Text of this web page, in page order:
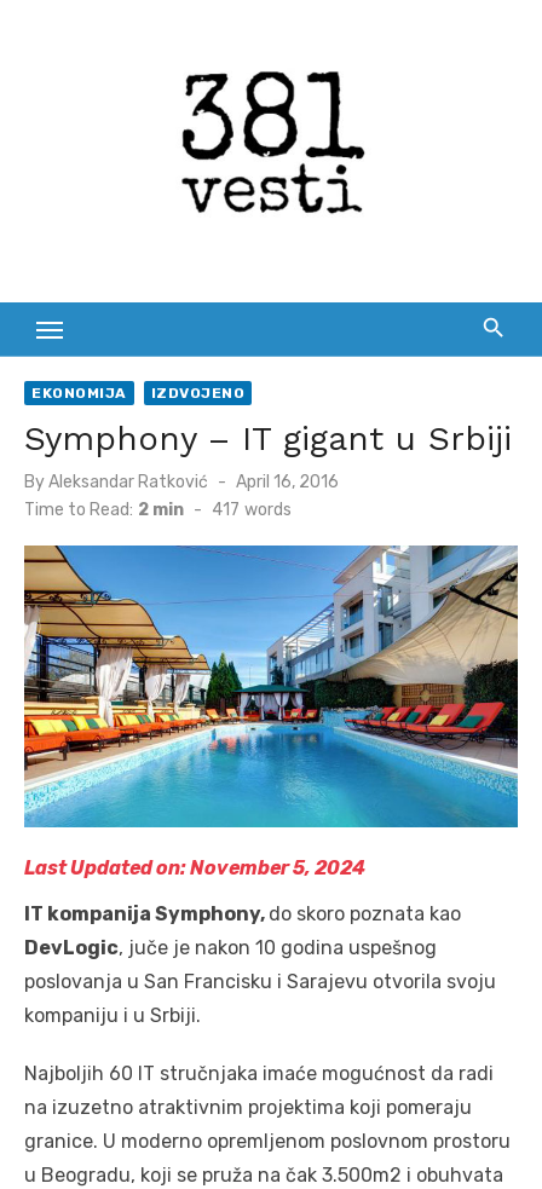
EKONOMIJA IZDVOJENO
Symphony – IT gigant u Srbiji
ByAleksandar Ratković
Posted
on
April 16, 2016
Time to Read: 2 min - 417 words
Last Updated on: November 5, 2024
IT kompanija Symphony, do skoro poznata kao
DevLogic, juče je nakon 10 godina uspešnog
poslovanja u San Francisku i Sarajevu otvorila svoju
kompaniju i u Srbiji.
Najboljih 60 IT stručnjaka imaće mogućnost da radi
na izuzetno atraktivnim projektima koji pomeraju
granice. U moderno opremljenom poslovnom prostoru
u Beogradu, koji se pruža na čak 3.500m2 i obuhvata